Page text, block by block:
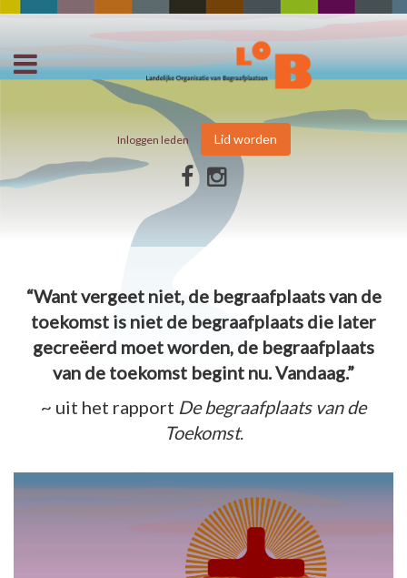
Inloggen leden Lid worden
“Want vergeet niet, de begraafplaats van de
toekomst is niet de begraafplaats die later
gecreëerd moet worden, de begraafplaats
van de toekomst begint nu. Vandaag.”
~ uit het rapport De begraafplaats van de
Toekomst.